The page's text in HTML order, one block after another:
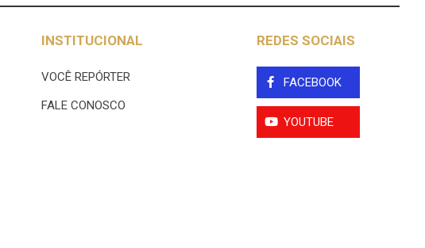
INSTITUCIONAL
VOCÊ REPÓRTER
FALE CONOSCO
REDES SOCIAIS
FACEBOOK
YOUTUBE